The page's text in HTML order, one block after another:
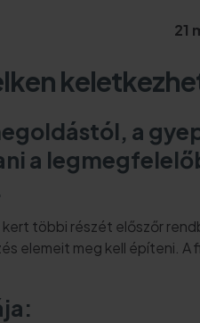
21
a
a
többi részét előszőr
elemeit meg kell építeni.